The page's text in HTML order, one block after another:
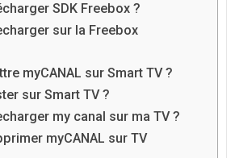
SDK Freebox ?
sur la Freebox
myCANAL sur Smart TV ?
sur Smart TV ?
my canal sur ma TV ?
myCANAL sur TV